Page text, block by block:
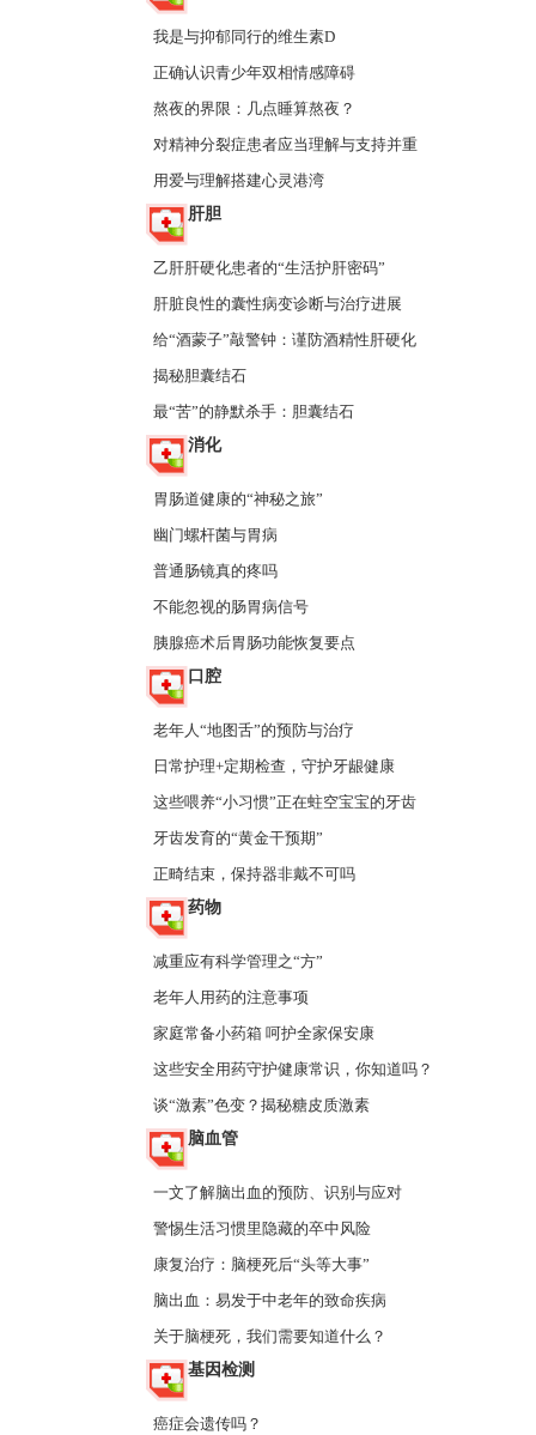
我是与抑郁同行的维生素D
正确认识青少年双相情感障碍
熬夜的界限：几点睡算熬夜？
对精神分裂症患者应当理解与支持并重
用爱与理解搭建心灵港湾
肝胆
乙肝肝硬化患者的“生活护肝密码”
肝脏良性的囊性病变诊断与治疗进展
给“酒蒙子”敲警钟：谨防酒精性肝硬化
揭秘胆囊结石
最“苦”的静默杀手：胆囊结石
消化
胃肠道健康的“神秘之旅”
幽门螺杆菌与胃病
普通肠镜真的疼吗
不能忽视的肠胃病信号
胰腺癌术后胃肠功能恢复要点
口腔
老年人“地图舌”的预防与治疗
日常护理+定期检查，守护牙龈健康
这些喂养“小习惯”正在蛀空宝宝的牙齿
牙齿发育的“黄金干预期”
正畸结束，保持器非戴不可吗
药物
减重应有科学管理之“方”
老年人用药的注意事项
家庭常备小药箱 呵护全家保安康
这些安全用药守护健康常识，你知道吗？
谈“激素”色变？揭秘糖皮质激素
脑血管
一文了解脑出血的预防、识别与应对
警惕生活习惯里隐藏的卒中风险
康复治疗：脑梗死后“头等大事”
脑出血：易发于中老年的致命疾病
关于脑梗死，我们需要知道什么？
基因检测
癌症会遗传吗？